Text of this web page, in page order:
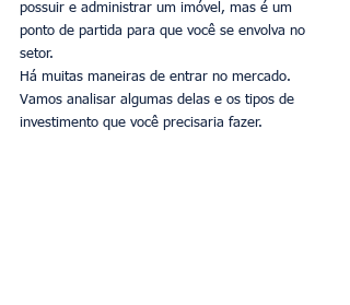
possuir e administrar um imóvel, mas é um
ponto de partida para que você se envolva no
setor.
Há muitas maneiras de entrar no mercado.
Vamos analisar algumas delas e os tipos de
investimento que você precisaria fazer.